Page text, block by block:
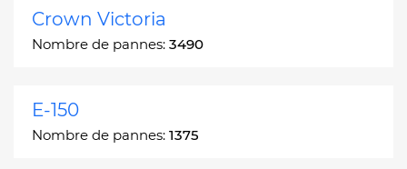
Crown Victoria
Nombre de pannes: 3490
E-150
Nombre de pannes: 1375